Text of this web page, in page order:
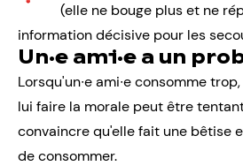
(elle ne bouge plus et ne
information décisive pour les
Un·e ami·e a un
Lorsqu'un∙e ami∙e consomme
lui faire la morale peut être
convaincre qu'elle fait une bêtise
de consommer.